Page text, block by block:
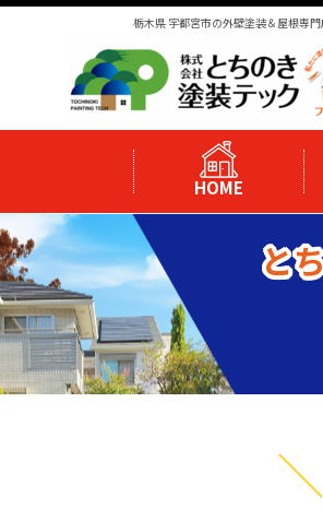
栃木県 宇都宮市の外壁塗装＆屋根専
HOME
と